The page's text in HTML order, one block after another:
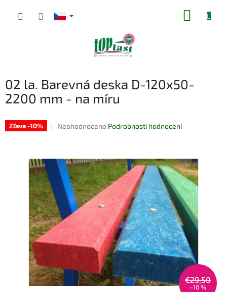
02 la. Barevná deska D-120x50-
2200 mm - na míru
Zľava -10%
Průměrné
0,0
z
hvězdiček.
Neohodnoceno Podrobnosti hodnocení
€29,50
–10 %